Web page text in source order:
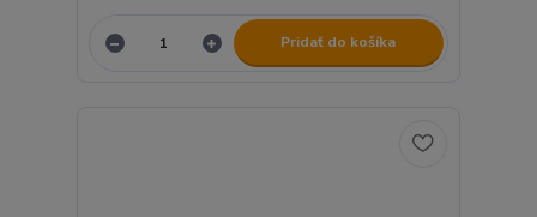
Pridať do košíka